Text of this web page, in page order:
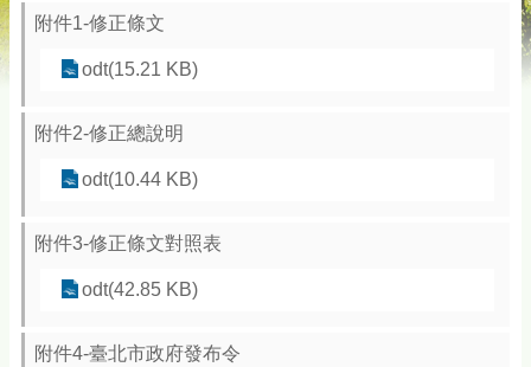
附件1-修正條文
odt(15.21 KB)
附件2-修正總說明
odt(10.44 KB)
附件3-修正條文對照表
odt(42.85 KB)
附件4-臺北市政府發布令